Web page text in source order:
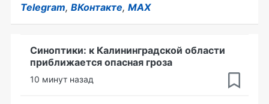
Telegram, ВКонтакте, MAX
Синоптики: к Калининградской области
приближается опасная гроза
10 минут назад